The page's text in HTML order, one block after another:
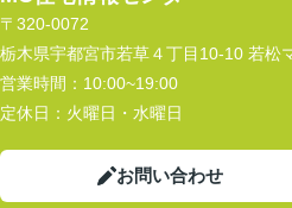
〒320-0072
栃木県宇都宮市若草４丁目10-10 若松
営業時間： 10:00~19:00
定休日： 火曜日・水曜日
お問い合わせ